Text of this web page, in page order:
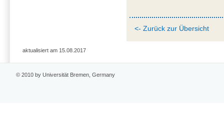
<- Zurück zur Übersicht
aktualisiert am 15.08.2017
© 2010 by Universität Bremen, Germany